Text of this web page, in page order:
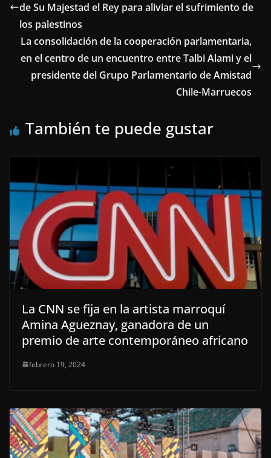
de Su Majestad el Rey para aliviar el sufrimiento de
los palestinos
La consolidación de la cooperación parlamentaria,
en el centro de un encuentro entre Talbi Alami y el
presidente del Grupo Parlamentario de Amistad
Chile-Marruecos
También te puede gustar
La CNN se fija en la artista marroquí
Amina Agueznay, ganadora de un
premio de arte contemporáneo africano
febrero 19, 2024